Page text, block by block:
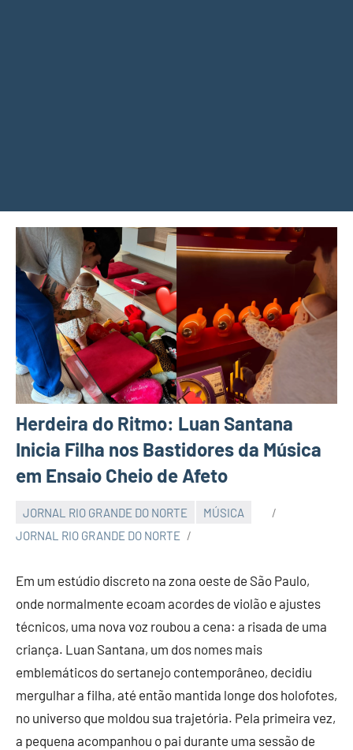
Herdeira do Ritmo: Luan Santana
Inicia Filha nos Bastidores da Música
em Ensaio Cheio de Afeto
JORNAL RIO GRANDE DO NORTE
MÚSICA
JORNAL RIO GRANDE DO NORTE
Em um estúdio discreto na zona oeste de São Paulo,
onde normalmente ecoam acordes de violão e ajustes
técnicos, uma nova voz roubou a cena: a risada de uma
criança. Luan Santana, um dos nomes mais
emblemáticos do sertanejo contemporâneo, decidiu
mergulhar a filha, até então mantida longe dos holofotes,
no universo que moldou sua trajetória. Pela primeira vez,
a pequena acompanhou o pai durante uma sessão de